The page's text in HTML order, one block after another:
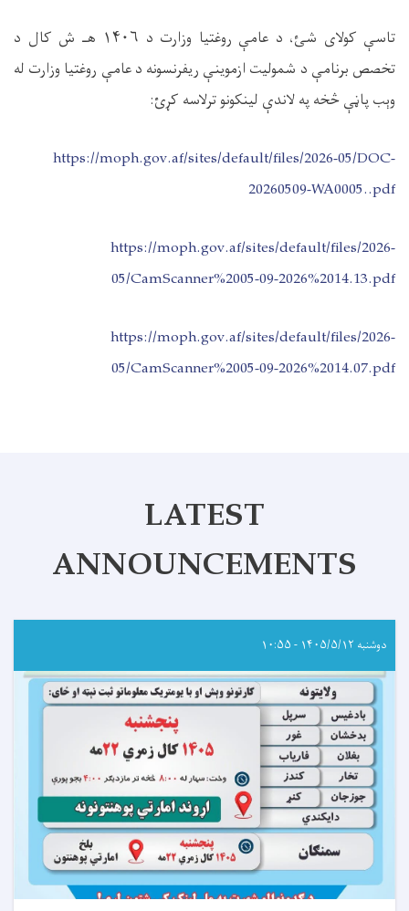
تاسې کولای شئ، د عامې روغتیا وزارت د ۱۴۰۶ هـ ش کال د
تخصص برنامې د شمولیت ازموینې ریفرنسونه د عامې روغتیا وزارت له
وېب‌ پاڼې څخه په لاندې لینکونو ترلاسه کړئ:
https://moph.gov.af/sites/default/files/2026-05/DOC-
20260509-WA0005..pdf
https://moph.gov.af/sites/default/files/2026-
05/CamScanner%2005-09-2026%2014.13.pdf
https://moph.gov.af/sites/default/files/2026-
05/CamScanner%2005-09-2026%2014.07.pdf
LATEST
ANNOUNCEMENTS
دوشنبه ۱۴۰۵/۵/۱۲ - ۱۰:۵۵